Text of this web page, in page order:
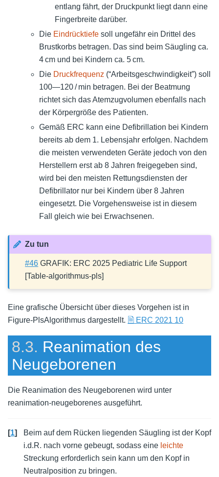
entlang fährt, der Druckpunkt liegt dann eine
Fingerbreite darüber.
Die Eindrücktiefe soll ungefähr ein Drittel des
Brustkorbs betragen. Das sind beim Säugling ca.
4 cm und bei Kindern ca. 5 cm.
Die Druckfrequenz (“Arbeitsgeschwindigkeit”) soll
100—120 / min betragen. Bei der Beatmung
richtet sich das Atemzugvolumen ebenfalls nach
der Körpergröße des Patienten.
Gemäß ERC kann eine Defibrillation bei Kindern
bereits ab dem 1. Lebensjahr erfolgen. Nachdem
die meisten verwendeten Geräte jedoch von den
Herstellern erst ab 8 Jahren freigegeben sind,
wird bei den meisten Rettungsdiensten der
Defibrillator nur bei Kindern über 8 Jahren
eingesetzt. Die Vorgehensweise ist in diesem
Fall gleich wie bei Erwachsenen.
Zu tun
#46 GRAFIK: ERC 2025 Pediatric Life Support
[Table-algorithmus-pls]
Eine grafische Übersicht über dieses Vorgehen ist in
Figure-PlsAlgorithmus dargestellt. 🗎 ERC 2021 10
8.3. Reanimation des
Neugeborenen
Die Reanimation des Neugeborenen wird unter
reanimation-neugeborenes ausgeführt.
[1]
Beim auf dem Rücken liegenden Säugling ist der Kopf
i.d.R. nach vorne gebeugt, sodass eine leichte
Streckung erforderlich sein kann um den Kopf in
Neutralposition zu bringen.